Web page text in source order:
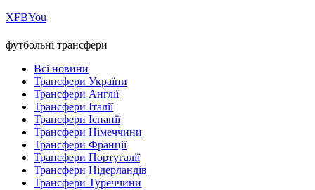
ХFBYou
футбольні трансфери
Всі новини
Трансфери України
Трансфери Англії
Трансфери Італії
Трансфери Іспанії
Трансфери Німеччини
Трансфери Франції
Трансфери Португалії
Трансфери Нідерландів
Трансфери Туреччини